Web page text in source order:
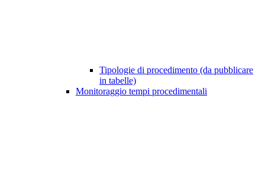
Tipologie di procedimento (da pubblicare
in tabelle)
Monitoraggio tempi procedimentali